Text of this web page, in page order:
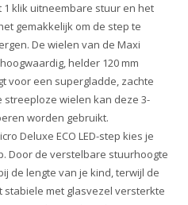
1 klik uitneembare stuur en het
gemakkelijk om de step te
De wielen van de Maxi
helder 120 mm
voor een supergladde, zachte
streeploze wielen kan deze 3-
worden gebruikt.
Deluxe ECO LED-step kies je
Door de verstelbare stuurhoogte
de lengte van je kind, terwijl de
met glasvezel versterkte